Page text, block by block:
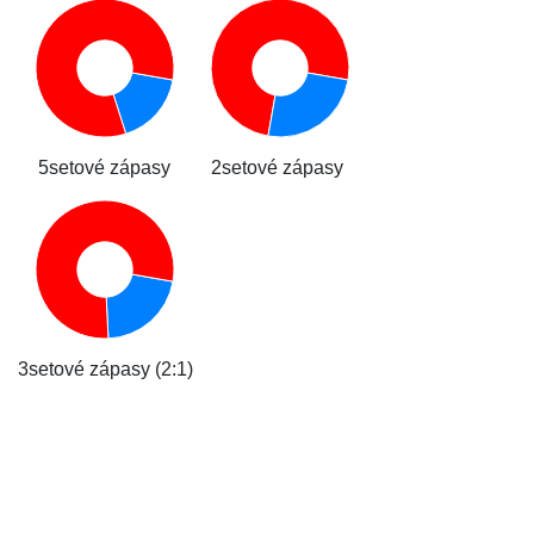
5setové zápasy 2setové zápasy
3setové zápasy (2:1)